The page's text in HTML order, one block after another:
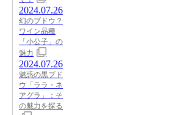
2024.07.26
幻のブドウ？
ワイン品種
「小公子」の
魅力
2024.07.26
魅惑の黒ブド
ウ「ララ・ネ
アグラ」：そ
の魅力を探る